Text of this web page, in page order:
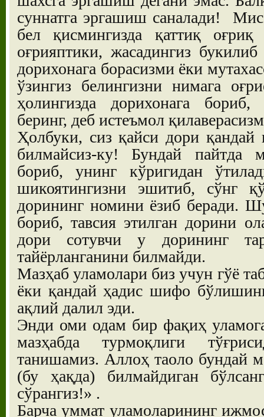
суннатга эргашиш саналади!
бел қисмингизда қаттиқ
оғрияптики, жасадингиз
дорихонага борасизми ёки
ўзингиз белингизни нимага
ҳолингизда дорихонага
беринг, деб истеъмол
Ҳолбуки, сиз қайси дори қандай
билмайсиз-ку! Бундай пайтда
бориб, унинг кўригидан
шикоятингизни эшитиб, сўнг
дорининг номини ёзиб беради.
бориб, тавсия этилган дорини
дори сотувчи у дорининг
тайёрланганини билмайди.
Мазҳаб уламолари биз учун гўё
ёки қандай ҳадис шифо
ақлий далил эди.
Энди оми одам бир фақиҳ
мазҳабда турмоқлиги
танишамиз. Аллоҳ таоло бундай
(бу ҳақда) билмайдиган
сўрангиз!» .
Барча уммат уламоларининг